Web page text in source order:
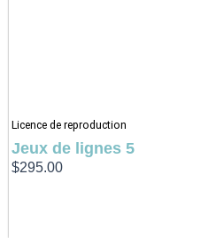
Licence de reproduction
Jeux de lignes 5
$295.00